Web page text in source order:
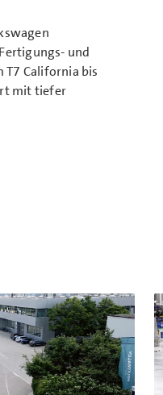
und
California bis
mit tiefer